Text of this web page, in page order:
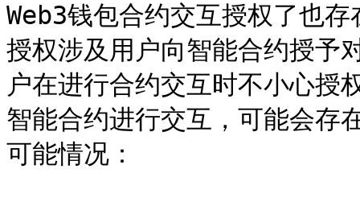
Web3钱包合约交互授权了也
授权涉及用户向智能合约授予
户在进行合约交互时不小心授
智能合约进行交互，可能会存
可能情况：